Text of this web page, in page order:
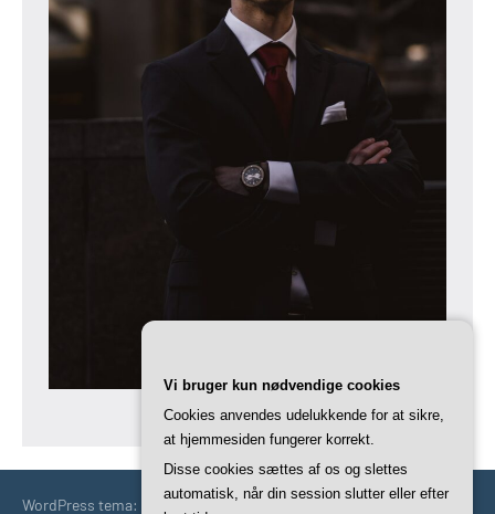
WordPress tema: Occasio by ThemeZee.
Vi bruger kun nødvendige cookies
Cookies anvendes udelukkende for at sikre,
at hjemmesiden fungerer korrekt.
Disse cookies sættes af os og slettes
automatisk, når din session slutter eller efter